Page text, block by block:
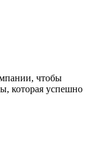
чтобы
которая успешно